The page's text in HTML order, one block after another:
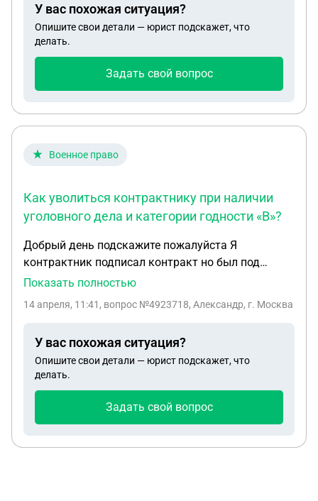
У вас похожая ситуация?
Опишите свои детали — юрист подскажет, что
делать.
Задать свой вопрос
Военное право
Как уволиться контрактнику при наличии
уголовного дела и категории годности «В»?
Добрый день подскажите пожалуйста Я
контрактник подписал контракт но был под
уголовным преследованием с119 ч1 после
увольняют со службы. И контракт подписал
было в сентябре 2024 а подписал в 2025.
Показать полностью
14 апреля, 11:41 , вопрос №4923718, Александр, г. Москва
У вас похожая ситуация?
Опишите свои детали — юрист подскажет, что
делать.
Задать свой вопрос